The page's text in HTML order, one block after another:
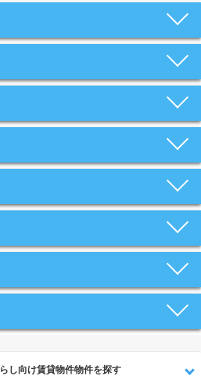
し向け賃貸物件物件を探す